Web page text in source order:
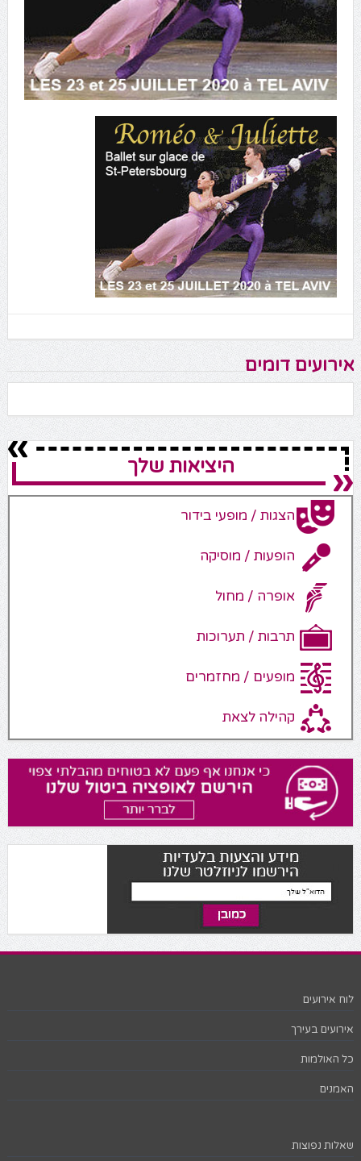
אירועים דומים
היציאות שלך
הצגות / מופעי בידור
הופעות / מוסיקה
אופרה / מחול
תרבות / תערוכות
מופעים / מחזמרים
קהילה לצאת
לוח אירועים
אירועים בעירך
כל האולמות
האמנים
שאלות נפוצות